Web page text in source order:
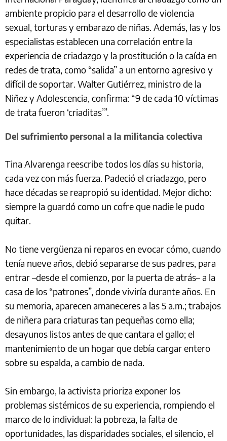
ambiente propicio para el desarrollo de violencia
sexual, torturas y embarazo de niñas. Además, las y los
especialistas establecen una correlación entre la
experiencia de criadazgo y la prostitución o la caída en
redes de trata, como “salida” a un entorno agresivo y
difícil de soportar. Walter Gutiérrez, ministro de la
Niñez y Adolescencia, confirma: “9 de cada 10 víctimas
de trata fueron ‘criaditas’”.
Del sufrimiento personal a la militancia colectiva
Tina Alvarenga reescribe todos los días su historia,
cada vez con más fuerza. Padeció el criadazgo, pero
hace décadas se reapropió su identidad. Mejor dicho:
siempre la guardó como un cofre que nadie le pudo
quitar.
No tiene vergüenza ni reparos en evocar cómo, cuando
tenía nueve años, debió separarse de sus padres, para
entrar –desde el comienzo, por la puerta de atrás– a la
casa de los “patrones”, donde viviría durante años. En
su memoria, aparecen amaneceres a las 5 a.m.; trabajos
de niñera para criaturas tan pequeñas como ella;
desayunos listos antes de que cantara el gallo; el
mantenimiento de un hogar que debía cargar entero
sobre su espalda, a cambio de nada.
Sin embargo, la activista prioriza exponer los
problemas sistémicos de su experiencia, rompiendo el
marco de lo individual: la pobreza, la falta de
oportunidades, las disparidades sociales, el silencio, el